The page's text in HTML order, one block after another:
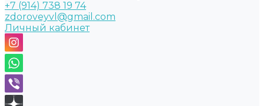
+7 (914) 738 19 74
zdoroveyvl@gmail.com
Личный кабинет